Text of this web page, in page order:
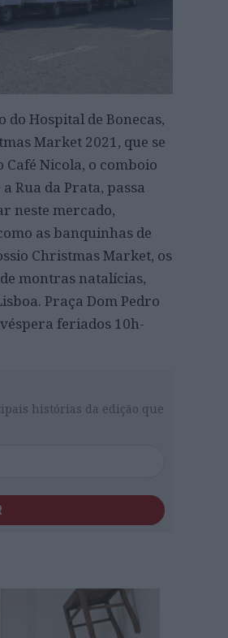
Hospital de Bonecas,
Market 2021, que se
Nicola, o comboio
Rua da Prata, passa
neste mercado,
as banquinhas de
Christmas Market, os
montras natalícias,
Praça Dom Pedro
feriados 10h-
histórias da edição que